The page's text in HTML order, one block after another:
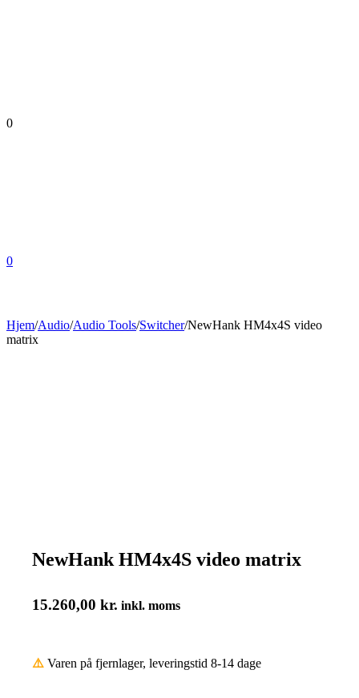
0
0
Hjem/Audio/Audio Tools/Switcher/NewHank HM4x4S video
matrix
NewHank HM4x4S video matrix
15.260,00 kr. inkl. moms
⚠️ Varen på fjernlager, leveringstid 8-14 dage